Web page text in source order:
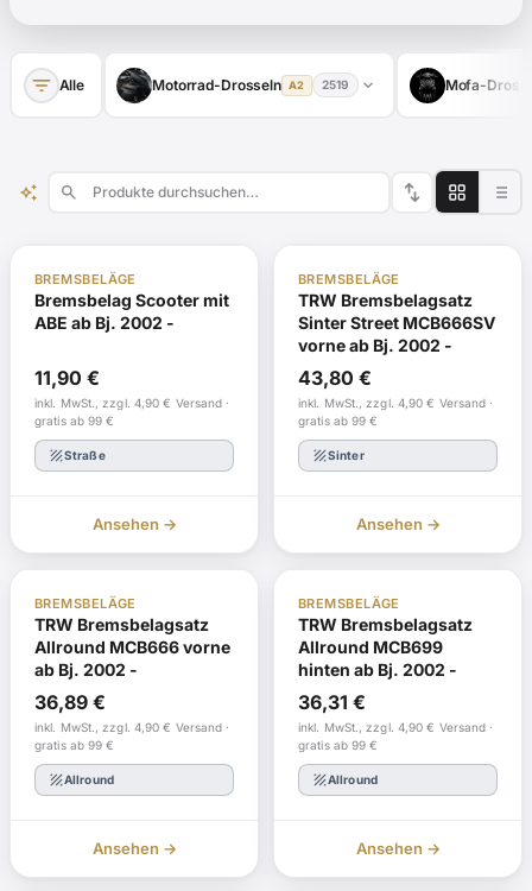
filter_list Alle Motorrad-Drosseln A2 2519 expand_more Mofa-
auto_awesome search swap_vert
BREMSBELÄGE
Bremsbelag Scooter mit
ABE ab Bj. 2002 -
11,90 €
inkl. MwSt., zzgl. 4,90 € Versand ·
gratis ab 99 €
textureStraße
Ansehen →
BREMSBELÄGE
TRW Bremsbelagsatz
Sinter Street MCB666SV
vorne ab Bj. 2002 -
43,80 €
inkl. MwSt., zzgl. 4,90 € Versand ·
gratis ab 99 €
textureSinter
Ansehen →
BREMSBELÄGE
TRW Bremsbelagsatz
Allround MCB666 vorne
ab Bj. 2002 -
36,89 €
inkl. MwSt., zzgl. 4,90 € Versand ·
gratis ab 99 €
textureAllround
Ansehen →
BREMSBELÄGE
TRW Bremsbelagsatz
Allround MCB699
hinten ab Bj. 2002 -
36,31 €
inkl. MwSt., zzgl. 4,90 € Versand ·
gratis ab 99 €
textureAllround
Ansehen →